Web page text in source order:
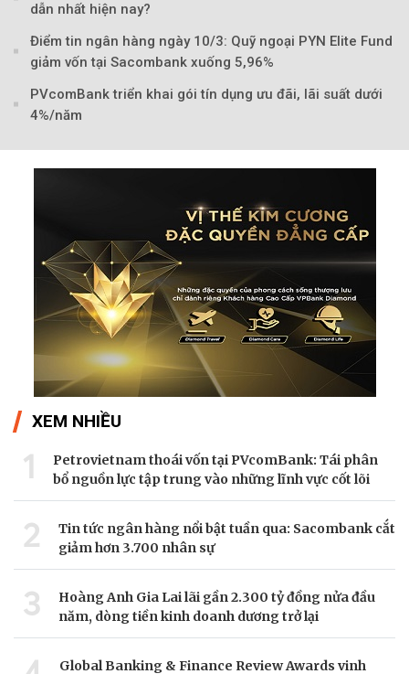
dẫn nhất hiện nay?
Điểm tin ngân hàng ngày 10/3: Quỹ ngoại PYN Elite Fund
giảm vốn tại Sacombank xuống 5,96%
PVcomBank triển khai gói tín dụng ưu đãi, lãi suất dưới
4%/năm
XEM NHIỀU
1
Petrovietnam thoái vốn tại PVcomBank: Tái phân
bổ nguồn lực tập trung vào những lĩnh vực cốt lõi
2
Tin tức ngân hàng nổi bật tuần qua: Sacombank cắt
giảm hơn 3.700 nhân sự
3
Hoàng Anh Gia Lai lãi gần 2.300 tỷ đồng nửa đầu
năm, dòng tiền kinh doanh dương trở lại
Global Banking & Finance Review Awards vinh